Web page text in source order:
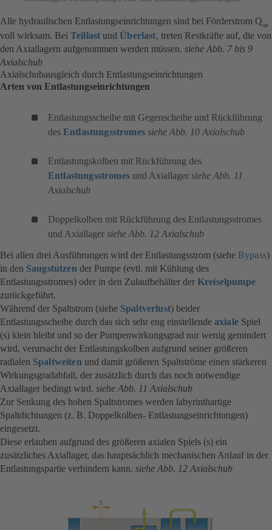
Alle hydraulischen Entlastungseinrichtungen sind bei Förderstrom Qopt
voll wirksam. Bei Teillast undÜberlast, treten Restkräfte auf, die von
den Axiallagern aufgenommen werden müssen. siehe Abb. 7 bis 9
Axialschub
Axialschubausgleich durch Entlastungseinrichtungen
Arten von Entlastungseinrichtungen
Entlastungsscheibe mit Gegenscheibe und Rückführung
des Entlastungsstromes siehe Abb. 10 Axialschub
Entlastungskolben mit Rückführung des
Entlastungsstromesund Axiallager siehe Abb. 11
Axialschub
Doppelkolben mit Rückführung des Entlastungsstromes
und Axiallager siehe Abb. 12 Axialschub
Bei allen drei Ausführungen wird der Entlastungsstrom (siehe Bypass)
in den Saugstutzen der Pumpe (evtl. mit Kühlung des
Entlastungsstromes) oder in den Zulaufbehälter der Kreiselpumpe
zurückgeführt.
Während der Spaltstrom (siehe Spaltverlust) beider
Entlastungsscheibe durch das sich sehr eng einstellende axialeSpiel
(s) klein bleibt und so der Pumpenwirkungsgrad nur wenig gemindert
wird, verursacht der Entlastungskolben aufgrund seiner größeren
radialen Spaltweiten und damit größeren Spaltströme einen stärkeren
Wirkungsgradabfall, der zusätzlich durch das noch notwendige
Axiallager bedingt wird. siehe Abb. 11 Axialschub
Zur Senkung des hohen Spaltstromes werden labyrinthartige
Spaltdichtungen (z. B. Doppelkolben- Entlastungseinrichtungen)
eingesetzt.
Diese erlauben aufgrund des größeren axialen Spiels (s) ein
zusätzliches Axiallager, das hauptsächlich mechanischen Anlauf in der
Entlastungspartie verhindern kann. siehe Abb. 12 Axialschub